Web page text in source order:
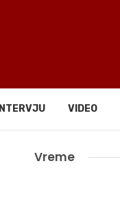
INTERVJU VIDEO
Vreme